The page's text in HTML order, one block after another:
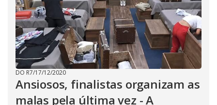
DO R7/17/12/2020
Ansiosos, finalistas organizam as
malas pela última vez - A